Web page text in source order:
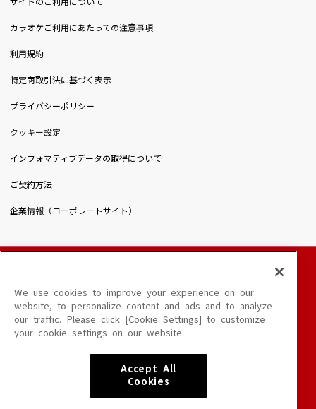
サイトのご利用について
カラオケご利用にあたっての注意事項
利用規約
特定商取引法に基づく表示
プライバシーポリシー
クッキー設定
インフォマティブデータの取得について
ご契約方法
企業情報（コーポレートサイト）
このサイトに掲載されている一切の文章・画像・写真・動画・音声等を、手段や形態を
問わず、著作権法の定める範囲を超えて無断で複製、転載、ファイル化などすることを
禁じます。
楽曲によりMYリスト保存ができない場合があります。
6602250213Y31015 6602250112Y38026 6602250240Y31015
We use cookies to improve your experience on our
website, to personalize content and ads and to analyze
our traffic. Please click [Cookie Settings] to customize
your cookie settings on our website.
Accept All
Cookies